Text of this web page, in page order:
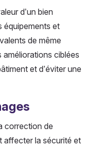
d’un bien
équipements et
de même
améliorations ciblées
et d’éviter une
correction de
affecter la sécurité et